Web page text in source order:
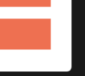
ist.